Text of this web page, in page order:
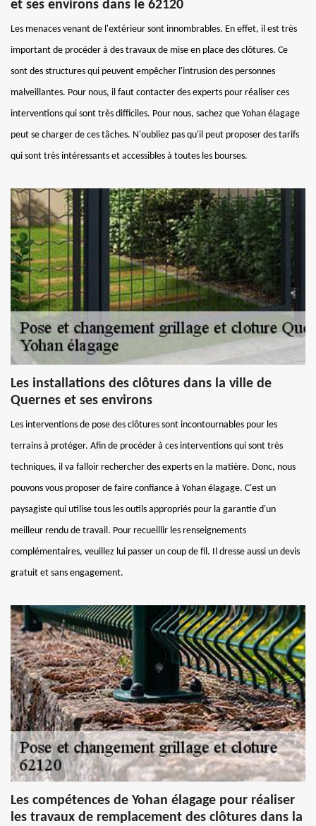
et ses environs dans le 62120
Les menaces venant de l'extérieur sont innombrables. En effet, il est très
important de procéder à des travaux de mise en place des clôtures. Ce
sont des structures qui peuvent empêcher l'intrusion des personnes
malveillantes. Pour nous, il faut contacter des experts pour réaliser ces
interventions qui sont très difficiles. Pour nous, sachez que Yohan élagage
peut se charger de ces tâches. N'oubliez pas qu'il peut proposer des tarifs
qui sont très intéressants et accessibles à toutes les bourses.
Les installations des clôtures dans la ville de
Quernes et ses environs
Les interventions de pose des clôtures sont incontournables pour les
terrains à protéger. Afin de procéder à ces interventions qui sont très
techniques, il va falloir rechercher des experts en la matière. Donc, nous
pouvons vous proposer de faire confiance à Yohan élagage. C'est un
paysagiste qui utilise tous les outils appropriés pour la garantie d'un
meilleur rendu de travail. Pour recueillir les renseignements
complémentaires, veuillez lui passer un coup de fil. Il dresse aussi un devis
gratuit et sans engagement.
Les compétences de Yohan élagage pour réaliser
les travaux de remplacement des clôtures dans la